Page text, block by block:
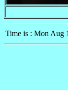
Time is : Mon Aug